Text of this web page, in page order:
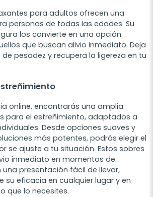
para adultos ofrecen una
personas de todas las edades. Su
los convierte en una opción
que buscan alivio inmediato. Deja
pesadez y recupera la ligereza en tu
online, encontrarás una amplia
para el estreñimiento, adaptados a
Desde opciones suaves y
más potentes, podrás elegir el
se ajuste a tu situación. Estos sobres
inmediato en momentos de
presentación fácil de llevar,
su eficacia en cualquier lugar y en
que lo necesites.